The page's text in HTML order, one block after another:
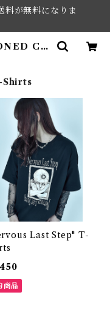
が無料になりま
Clo
Shirts
Last Step" T-
商品